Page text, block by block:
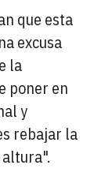
que esta
excusa
la
poner en
y
rebajar la